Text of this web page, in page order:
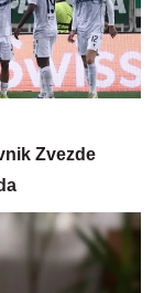
Zvezde